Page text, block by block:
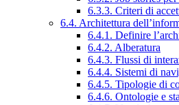
6.3.3. Criteri di
6.4. Architettura
6.4.1. Definire
6.4.2. Alberatura
6.4.3. Flussi di
6.4.4. Sistemi di
6.4.5. Tipologie di
6.4.6. Ontologie e